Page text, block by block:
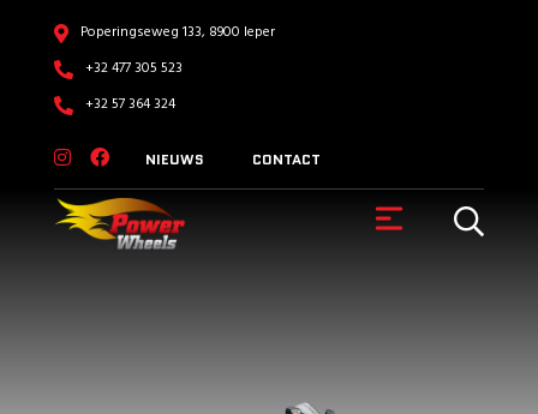
Poperingseweg 133, 8900 Ieper
+32 477 305 523
+32 57 364 324
NIEUWS CONTACT